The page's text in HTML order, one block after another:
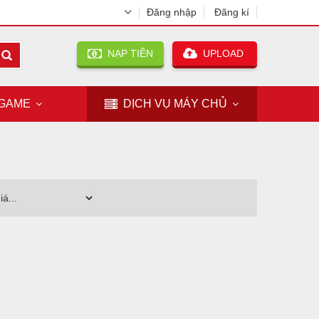
Đăng nhập Đăng kí
NẠP TIỀN UPLOAD
DỊCH VỤ MÁY CHỦ